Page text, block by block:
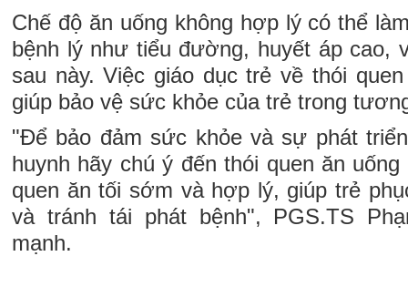
Chế độ ăn uống không hợp lý có thể
bệnh lý như tiểu đường, huyết áp cao,
sau này. Việc giáo dục trẻ về thói
giúp bảo vệ sức khỏe của trẻ trong
"Để bảo đảm sức khỏe và sự phát
huynh hãy chú ý đến thói quen ăn
quen ăn tối sớm và hợp lý, giúp trẻ
và tránh tái phát bệnh", PGS.TS
mạnh.